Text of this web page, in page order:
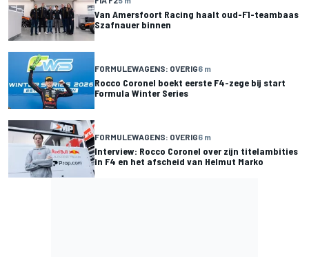
Van Amersfoort Racing haalt oud-F1-teambaas
Szafnauer binnen
FORMULEWAGENS: OVERIG6 m
Rocco Coronel boekt eerste F4-zege bij start
Formula Winter Series
FORMULEWAGENS: OVERIG6 m
Interview: Rocco Coronel over zijn titelambities
in F4 en het afscheid van Helmut Marko